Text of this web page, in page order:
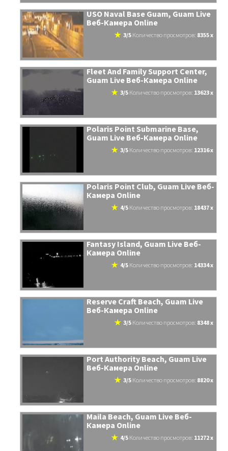
USO Naval Base Guam, Guam Live
Веб-Камера Online
3/5 количество просмотров: 8355 x
Fleet And Family Support Center,
Guam Live Веб-Камера Online
3/5 количество просмотров: 13623 x
Polaris Point Submarine Base,
Guam Live Веб-Камера Online
3/5 количество просмотров: 12316 x
Polaris Point Club, Guam Live Веб-
Камера Online
4/5 количество просмотров: 18437 x
Fantasy Island, Guam Live Веб-
Камера Online
4/5 количество просмотров: 14334 x
Reserve Craft Beach, Guam Live
Веб-Камера Online
3/5 количество просмотров: 8348 x
Port Authority Beach, Guam Live
Веб-Камера Online
3/5 количество просмотров: 8820 x
Maila Beach, Guam Live Веб-
Камера Online
4/5 количество просмотров: 11272 x